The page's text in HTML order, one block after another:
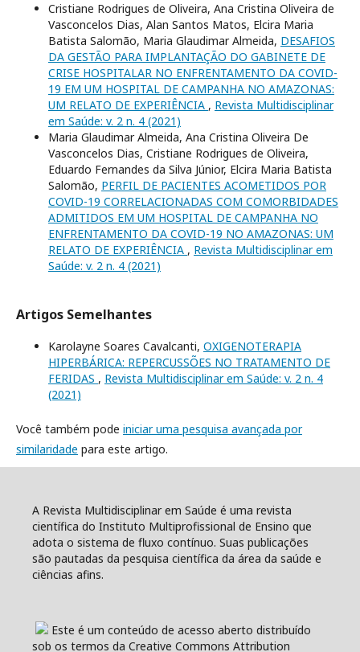
Cristiane Rodrigues de Oliveira, Ana Cristina Oliveira de
Vasconcelos Dias, Alan Santos Matos, Elcira Maria
Batista Salomão, Maria Glaudimar Almeida, DESAFIOS
DA GESTÃO PARA IMPLANTAÇÃO DO GABINETE DE
CRISE HOSPITALAR NO ENFRENTAMENTO DA COVID-
19 EM UM HOSPITAL DE CAMPANHA NO AMAZONAS:
UM RELATO DE EXPERIÊNCIA , Revista Multidisciplinar
em Saúde: v. 2 n. 4 (2021)
Maria Glaudimar Almeida, Ana Cristina Oliveira De
Vasconcelos Dias, Cristiane Rodrigues de Oliveira,
Eduardo Fernandes da Silva Júnior, Elcira Maria Batista
Salomão, PERFIL DE PACIENTES ACOMETIDOS POR
COVID-19 CORRELACIONADAS COM COMORBIDADES
ADMITIDOS EM UM HOSPITAL DE CAMPANHA NO
ENFRENTAMENTO DA COVID-19 NO AMAZONAS: UM
RELATO DE EXPERIÊNCIA , Revista Multidisciplinar em
Saúde: v. 2 n. 4 (2021)
Artigos Semelhantes
Karolayne Soares Cavalcanti, OXIGENOTERAPIA
HIPERBÁRICA: REPERCUSSÕES NO TRATAMENTO DE
FERIDAS , Revista Multidisciplinar em Saúde: v. 2 n. 4
(2021)
Você também pode iniciar uma pesquisa avançada por
similaridade para este artigo.
A Revista Multidisciplinar em Saúde é uma revista
científica do Instituto Multiprofissional de Ensino que
adota o sistema de fluxo contínuo. Suas publicações
são pautadas da pesquisa científica da área da saúde e
ciências afins.
Este é um conteúdo de acesso aberto distribuído
sob os termos da Creative Commons Attribution